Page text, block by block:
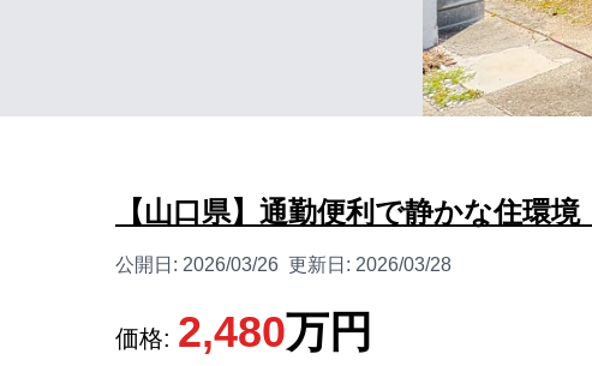
【山口県】通勤便利で静かな住環
公開日: 2026/03/26 更新日: 2026/03/28
価格: 2,480万円